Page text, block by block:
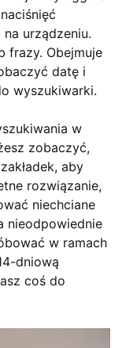
urządzeniu.
frazy. Obejmuje
datę i
wyszukiwarki.
w
zobaczyć,
aby
rozwiązanie,
niechciane
nieodpowiednie
w ramach
dniową
coś do